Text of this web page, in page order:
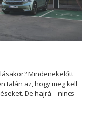
Mindenekelőtt
talán az, hogy meg kell
De hajrá – nincs